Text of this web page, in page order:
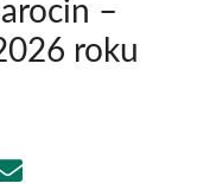
–
roku
Share